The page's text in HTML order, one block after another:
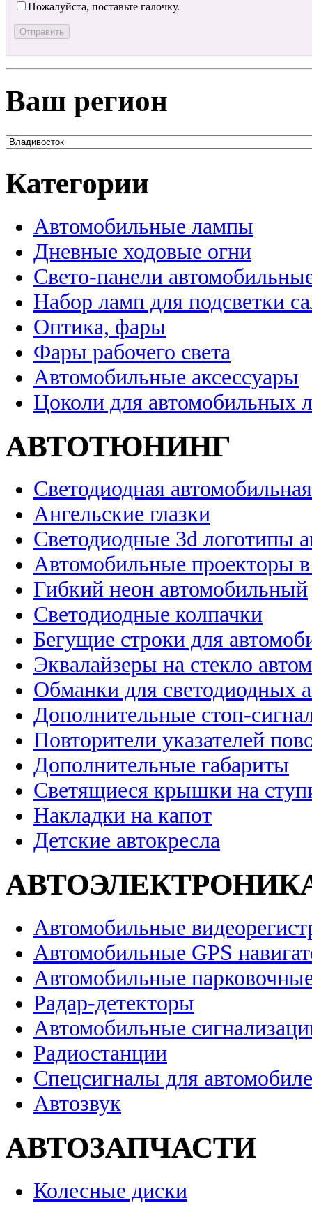
Пожалуйста, поставьте галочку.
Ваш регион
Категории
Автомобильные лампы
Дневные ходовые огни
Свето-панели
Набор ламп для подсветки
Оптика, фары
Фары рабочего света
Автомобильные аксессуары
Цоколи для автомобильных
АВТОТЮНИНГ
Светодиодная
Ангельские глазки
Светодиодные 3d логотипы
Автомобильные проекторы
Гибкий неон автомобильный
Светодиодные колпачки
Бегущие строки для
Эквалайзеры на стекло
Обманки для светодиодных
Дополнительные стоп-
Повторители указателей
Дополнительные габариты
Светящиеся крышки на
Накладки на капот
Детские автокресла
Автомобильные
Автомобильные GPS
Автомобильные
Радар-детекторы
Автомобильные
Радиостанции
Спецсигналы для
Автозвук
АВТОЗАПЧАСТИ
Колесные диски